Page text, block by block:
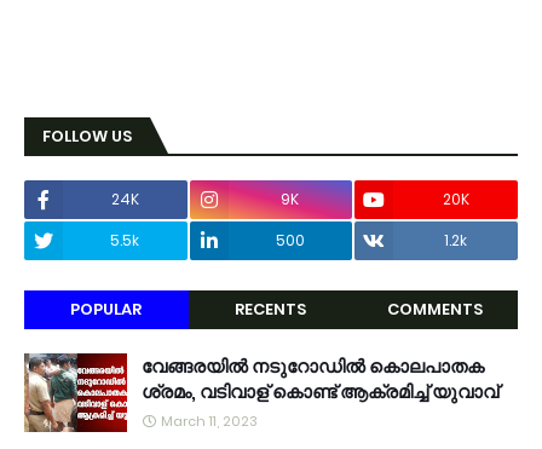
FOLLOW US
24K 9K
20K
5.5k
500 1.2k
POPULAR RECENTS COMMENTS
വേങ്ങരയിൽ നടുറോഡിൽ കൊലപാതക
ശ്രമം, വടിവാള് കൊണ്ട് ആക്രമിച്ച് യുവാവ്
March 11, 2023